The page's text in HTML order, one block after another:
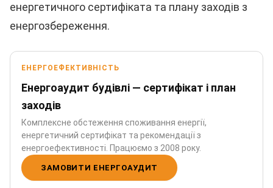
енергетичного сертифіката та плану заходів з
енергозбереження.
ЕНЕРГОЕФЕКТИВНІСТЬ
Енергоаудит будівлі — сертифікат і план
заходів
Комплексне обстеження споживання енергії,
енергетичний сертифікат та рекомендації з
енергоефективності. Працюємо з 2008 року.
ЗАМОВИТИ ЕНЕРГОАУДИТ